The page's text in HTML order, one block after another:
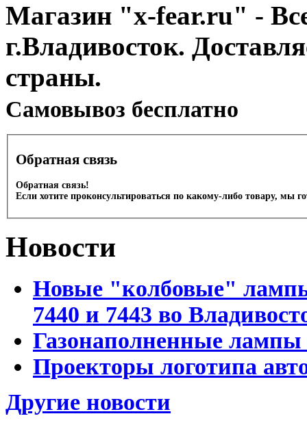
Магазин "x-fear.ru" -
г.Владивосток.
страны.
Cамовывоз бесплатно
Обратная связь
Обратная связь!
Если хотите проконсультироваться по какому-либо товару, мы
Новости
Новые "колбовые"
7440 и 7443 во
Газонаполненные лампы
Проекторы логотипа
Другие новости